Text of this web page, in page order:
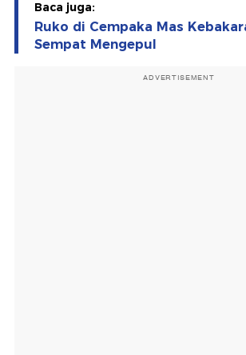
Baca juga:
Ruko di Cempaka Mas
Sempat Mengepul
ADVERTISEMENT